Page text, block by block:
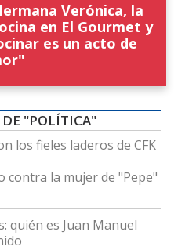
Verónica, la
en El Gourmet y
es un acto de
"POLÍTICA"
los fieles laderos de CFK
contra la mujer de "Pepe"
quién es Juan Manuel